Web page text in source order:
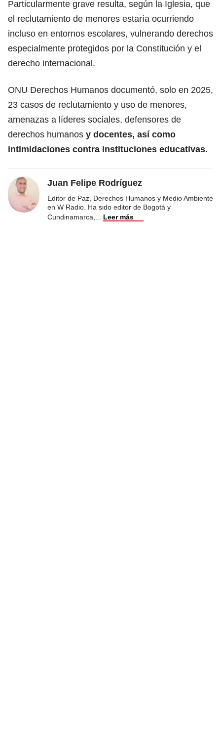
Particularmente grave resulta, según la Iglesia, que
el reclutamiento de menores estaría ocurriendo
incluso en entornos escolares, vulnerando derechos
especialmente protegidos por la Constitución y el
derecho internacional.
ONU Derechos Humanos documentó, solo en 2025,
23 casos de reclutamiento y uso de menores,
amenazas a líderes sociales, defensores de
derechos humanos y docentes, así como
intimidaciones contra instituciones educativas.
Juan Felipe Rodríguez
Editor de Paz, Derechos Humanos y Medio Ambiente
en W Radio. Ha sido editor de Bogotá y
Cundinamarca,
Leer más